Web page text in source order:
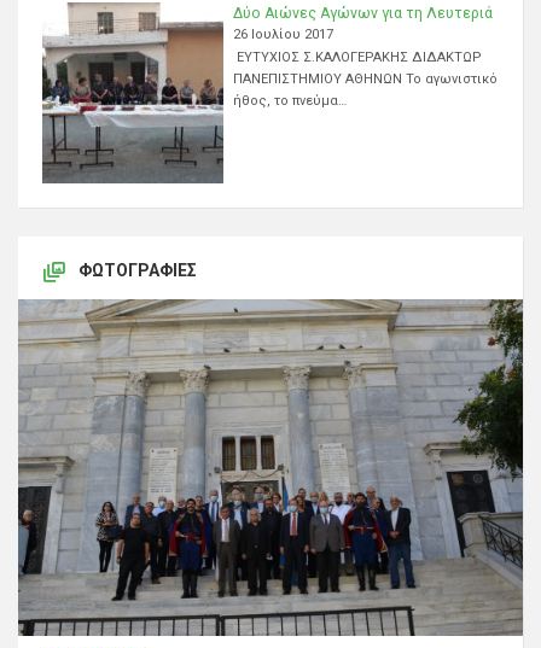
Δύο Αιώνες Αγώνων για τη Λευτεριά
26 Ιουλίου 2017
ΕΥΤΥΧΙΟΣ Σ.ΚΑΛΟΓΕΡΑΚΗΣ ΔΙΔΑΚΤΩΡ
ΠΑΝΕΠΙΣΤΗΜΙΟΥ ΑΘΗΝΩΝ Το αγωνιστικό
ήθος, το πνεύμα…
ΦΩΤΟΓΡΑΦΊΕΣ